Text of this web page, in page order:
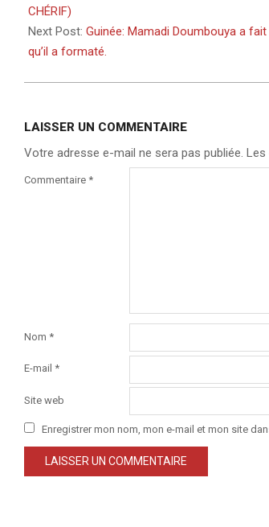
08
CHÉRIF)
Next Post: Guinée: Mamadi Doumbouya a
qu’il a formaté.
LAISSER UN COMMENTAIRE
Votre adresse e-mail ne sera pas publiée. Les
Commentaire *
Nom *
E-mail *
Site web
Enregistrer mon nom, mon e-mail et mon site